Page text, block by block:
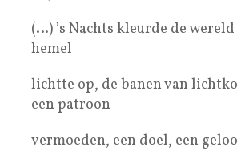
(…) ’s Nachts kleurde de
hemel
lichtte op, de banen van
een patroon
vermoeden, een doel, een